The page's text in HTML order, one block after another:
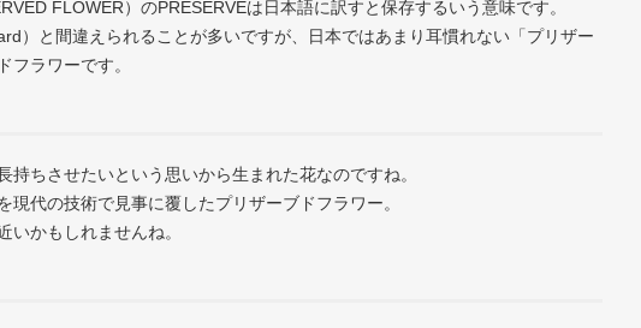
FLOWER）のPRESERVEは日本語に訳すと保存するいう意味です。
）と間違えられることが多いですが、日本ではあまり耳慣れない「プリザー
フラワーです。
持ちさせたいという思いから生まれた花なのですね。
現代の技術で見事に覆したプリザーブドフラワー。
いかもしれませんね。